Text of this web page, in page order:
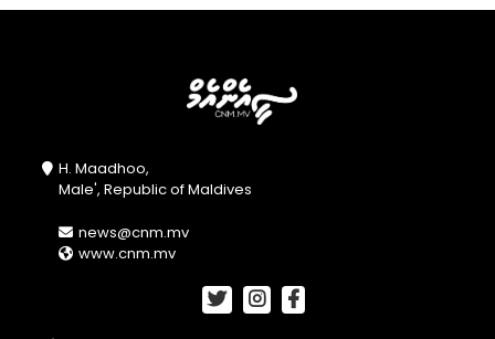
H. Maadhoo,
Male', Republic of Maldives
news@cnm.mv
www.cnm.mv